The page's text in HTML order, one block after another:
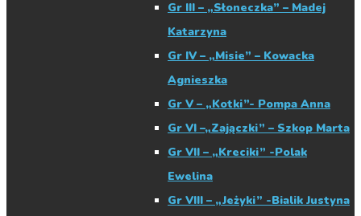
Gr III – „Słoneczka” – Madej
Katarzyna
Gr IV – „Misie” – Kowacka
Agnieszka
Gr V – „Kotki”- Pompa Anna
Gr VI –„Zajączki” – Szkop Marta
Gr VII – „Kreciki” -Polak
Ewelina
Gr VIII – „Jeżyki” -Bialik Justyna